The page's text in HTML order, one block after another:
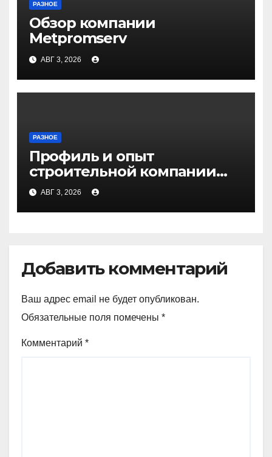
РАЗНОЕ
Обзор компании
Metpromserv
АВГ 3, 2026
РАЗНОЕ
Профиль и опыт
строительной компании
Медичи
АВГ 3, 2026
Добавить комментарий
Ваш адрес email не будет опубликован.
Обязательные поля помечены *
Комментарий *